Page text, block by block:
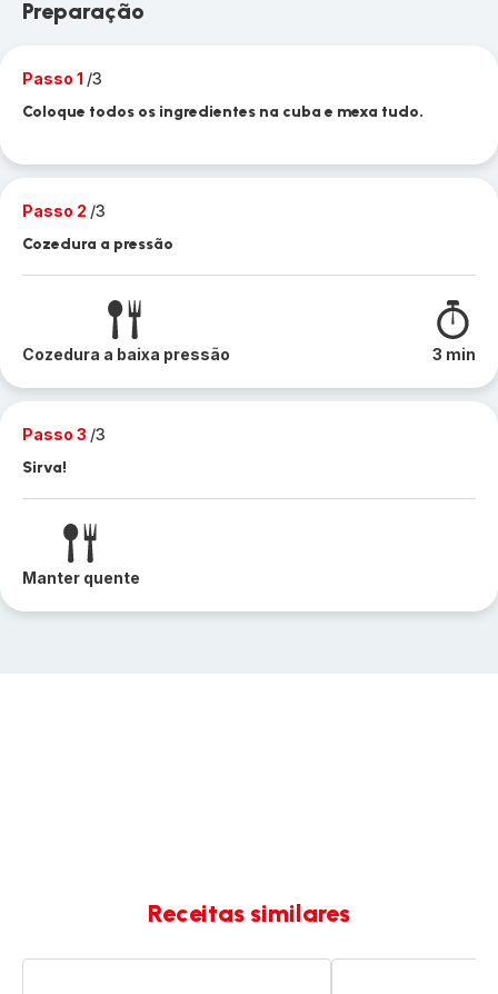
Preparação
Passo 1 /3
Coloque todos os ingredientes na cuba e mexa tudo.
Passo 2 /3
Cozedura a pressão
Cozedura a baixa pressão 3 min
Passo 3 /3
Sirva!
Manter quente
Receitas similares